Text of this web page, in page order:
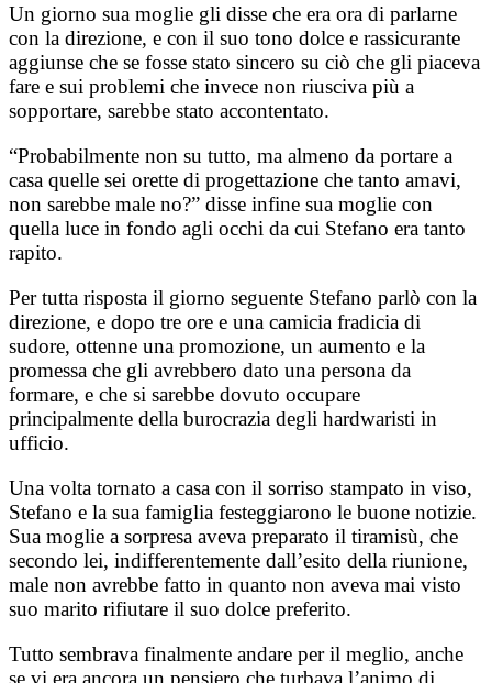
Un giorno sua moglie gli disse che era ora di parlarne
con la direzione, e con il suo tono dolce e rassicurante
aggiunse che se fosse stato sincero su ciò che gli piaceva
fare e sui problemi che invece non riusciva più a
sopportare, sarebbe stato accontentato.
“Probabilmente non su tutto, ma almeno da portare a
casa quelle sei orette di progettazione che tanto amavi,
non sarebbe male no?” disse infine sua moglie con
quella luce in fondo agli occhi da cui Stefano era tanto
rapito.
Per tutta risposta il giorno seguente Stefano parlò con la
direzione, e dopo tre ore e una camicia fradicia di
sudore, ottenne una promozione, un aumento e la
promessa che gli avrebbero dato una persona da
formare, e che si sarebbe dovuto occupare
principalmente della burocrazia degli hardwaristi in
ufficio.
Una volta tornato a casa con il sorriso stampato in viso,
Stefano e la sua famiglia festeggiarono le buone notizie.
Sua moglie a sorpresa aveva preparato il tiramisù, che
secondo lei, indifferentemente dall’esito della riunione,
male non avrebbe fatto in quanto non aveva mai visto
suo marito rifiutare il suo dolce preferito.
Tutto sembrava finalmente andare per il meglio, anche
se vi era ancora un pensiero che turbava l’animo di